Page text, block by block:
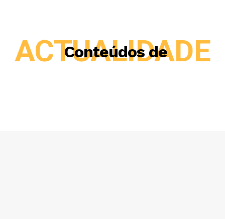
Conteúdos de
ACTUALIDADE